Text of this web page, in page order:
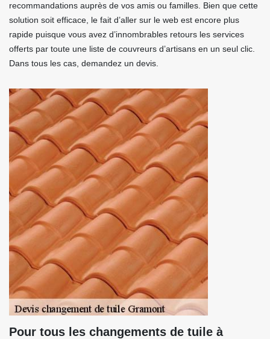
recommandations auprès de vos amis ou familles. Bien que cette
solution soit efficace, le fait d’aller sur le web est encore plus
rapide puisque vous avez d’innombrables retours les services
offerts par toute une liste de couvreurs d’artisans en un seul clic.
Dans tous les cas, demandez un devis.
Pour tous les changements de tuile à